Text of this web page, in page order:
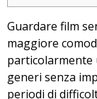
Guardare film
maggiore
particolarmente
generi senza
periodi di